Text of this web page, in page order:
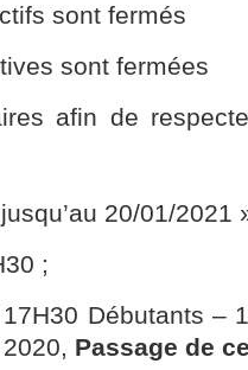
sont fermés
sont fermées
afin de
20/01/2021
;
Débutants –
Passage de